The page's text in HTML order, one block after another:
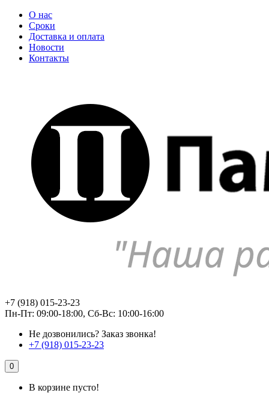
О нас
Сроки
Доставка и оплата
Новости
Контакты
+7 (918) 015-23-23
Пн-Пт: 09:00-18:00, Сб-Вс: 10:00-16:00
Не дозвонились? Заказ звонка!
+7 (918) 015-23-23
0
В корзине пусто!